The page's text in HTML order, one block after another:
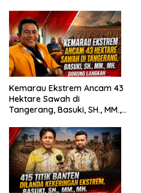
Kemarau Ekstrem Ancam 43
Hektare Sawah di
Tangerang, Basuki, SH., MM.,
Pemerintah